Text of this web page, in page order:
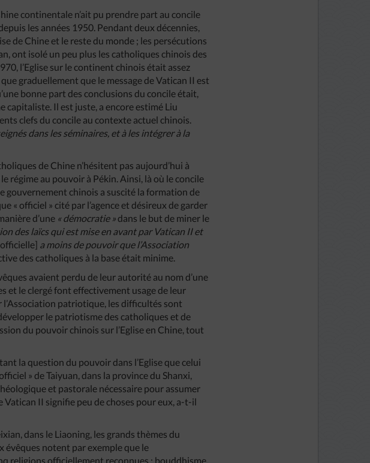
continentale n’ait pu prendre part au concile
les années 1950. Pendant deux décennies,
de Chine et le reste du monde ; les persécutions
ont isolé un peu plus les catholiques chinois des
l’Eglise sur le continent chinois était assez
graduellement que le message de Vatican II est
bonne part des conclusions du concile était,
capitaliste. Il est juste, a encore estimé Liu
clefs du concile au contexte actuel chinois.
dans les séminaires, et à les intégrer à la
de Chine n’hésitent pas aujourd’hui à
régime au pouvoir à Pékin. Ainsi, là où le concile
gouvernement chinois a suscité la formation de
« officiel » cité par l’agence et désireux de garder
d’une « démocratie » dans le but de miner le
des laïcs qui est mise en avant par Vatican II et
a moins de pouvoir que l’Association
des catholiques à la base était minime.
avaient perdu de leur autorité au nom d’une
et le clergé font effectivement usage de leur
l’Association patriotique, les difficultés sont
le patriotisme des catholiques et de
du pouvoir chinois sur l’Eglise en Chine, tout
la question du pouvoir dans l’Eglise que celui
» de Taiyuan, dans la province du Shanxi,
et pastorale nécessaire pour assumer
Vatican II signifie peu de choses pour eux, a-t-il
dans le Liaoning, les grands thèmes du
évêques notent par exemple que le
religions officiellement reconnues : bouddhisme,